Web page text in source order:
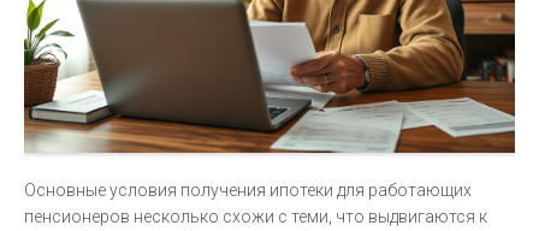
Основные условия получения ипотеки для работающих
пенсионеров несколько схожи с теми, что выдвигаются к